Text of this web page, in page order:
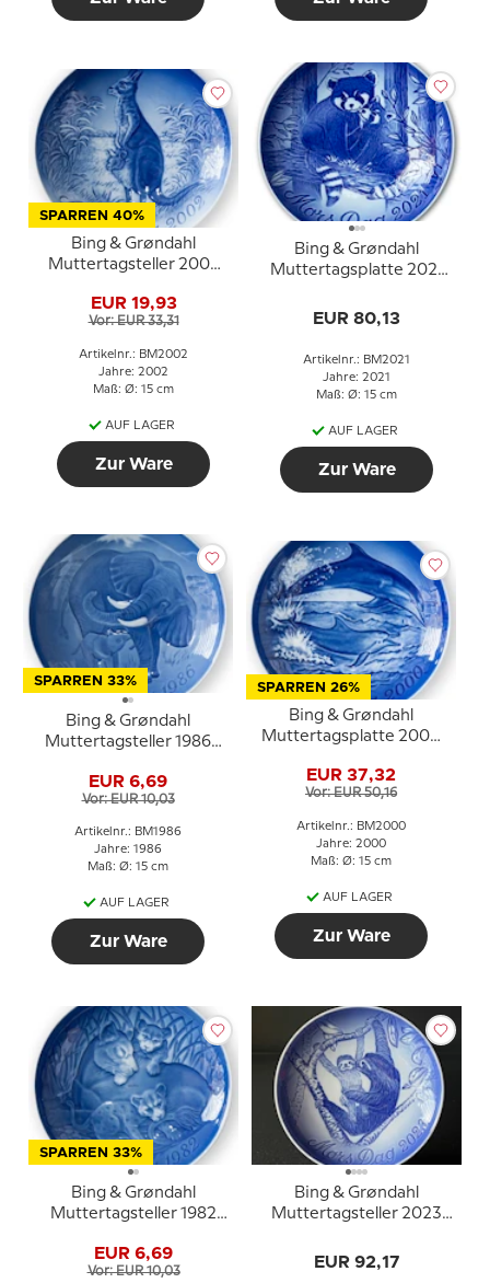
SPARREN 40%
Bing & Grøndahl
Muttertagsteller 2002
EUR 19,93
Vor: EUR 33,31
Artikelnr.: BM2002
Jahre: 2002
Maß: Ø: 15 cm
AUF LAGER
Zur Ware
Bing & Grøndahl
Muttertagsplatte 2021
Jungtier
EUR 80,13
Artikelnr.: BM2021
Jahre: 2021
Maß: Ø: 15 cm
AUF LAGER
Zur Ware
SPARREN 33%
Bing & Grøndahl
Muttertagsteller 1986
EUR 6,69
Vor: EUR 10,03
Artikelnr.: BM1986
Jahre: 1986
Maß: Ø: 15 cm
AUF LAGER
Zur Ware
SPARREN 26%
Bing & Grøndahl
Muttertagsplatte 2000
EUR 37,32
Vor: EUR 50,16
Artikelnr.: BM2000
Jahre: 2000
Maß: Ø: 15 cm
AUF LAGER
Zur Ware
SPARREN 33%
Bing & Grøndahl
Muttertagsteller 1982
EUR 6,69
Vor: EUR 10,03
Bing & Grøndahl
Muttertagsteller 2023
EUR 92,17